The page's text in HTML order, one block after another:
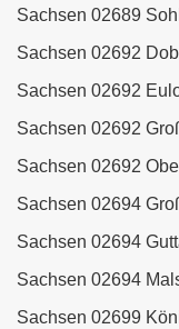
Sachsen 02689
Sachsen 02692
Sachsen 02692
Sachsen 02692
Sachsen 02692
Sachsen 02694
Sachsen 02694
Sachsen 02694
Sachsen 02699